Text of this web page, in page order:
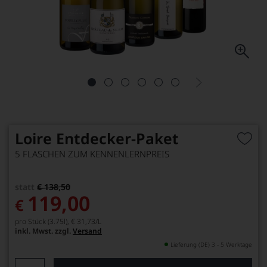
Loire Entdecker-Paket
5 FLASCHEN ZUM KENNENLERNPREIS
€ 138,50
€ 119,00
pro Stück (3.75l), € 31,73/L
inkl. Mwst. zzgl. Versand
Lieferung (DE) 3 - 5 Werktage